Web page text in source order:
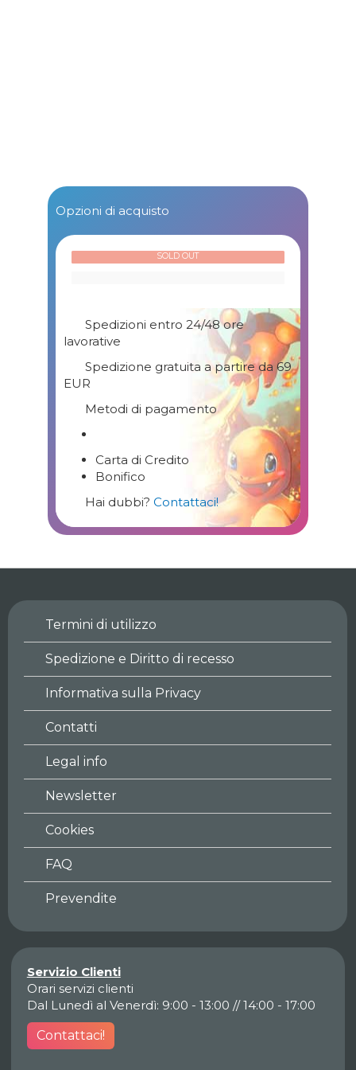
Opzioni di acquisto
Spedizioni entro 24/48 ore
lavorative
Spedizione gratuita a partire da 69
EUR
Metodi di pagamento
Carta di Credito
Bonifico
Hai dubbi? Contattaci!
SOLD OUT
Termini di utilizzo
Spedizione e Diritto di recesso
Informativa sulla Privacy
Contatti
Legal info
Newsletter
Cookies
FAQ
Prevendite
Servizio Clienti
Orari servizi clienti
Dal Lunedì al Venerdì: 9:00 - 13:00 // 14:00 - 17:00
Contattaci!